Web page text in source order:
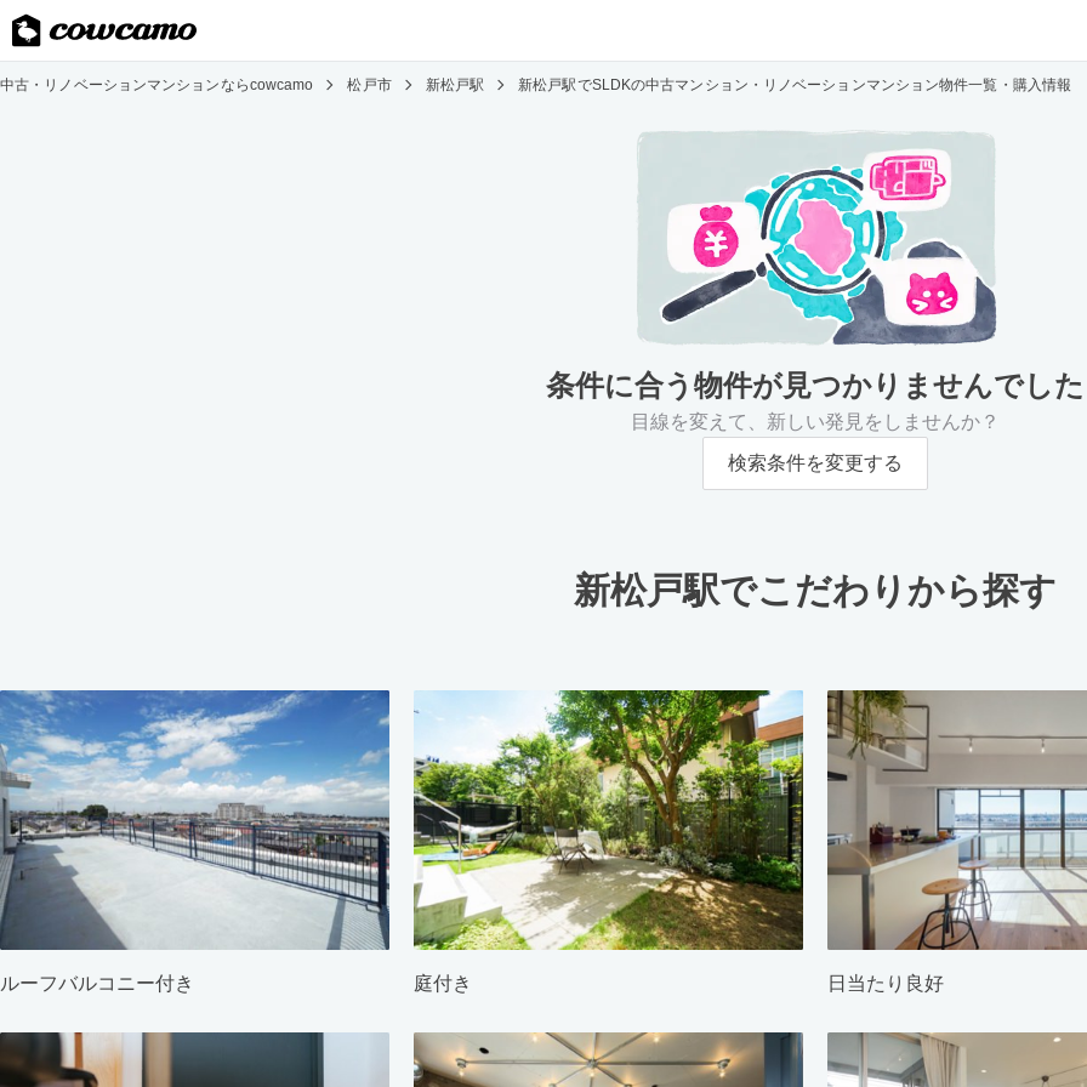
中古・リノベーションマンションならcowcamo 松戸市 新松戸駅 新松戸駅でSLDKの中古マンション・リノベーションマンション物件一覧・購入情報
条件に合う物件が見つかりませんでした
目線を変えて、新しい発見をしませんか？
検索条件を変更する
新松戸駅でこだわりから探す
ルーフバルコニー付き 庭付き 日当たり良好